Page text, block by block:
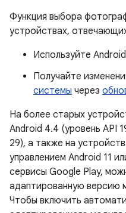
Функция выбора
устройствах,
Используйте
Получайте
системы через
На более старых
Android 4.4 (уровень API
29), а также на
управлением Android 11
сервисы Google Play,
адаптированную версию
Чтобы включить